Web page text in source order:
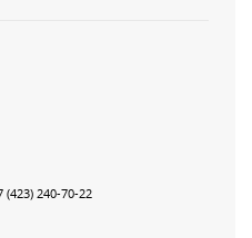
(423) 240-70-22